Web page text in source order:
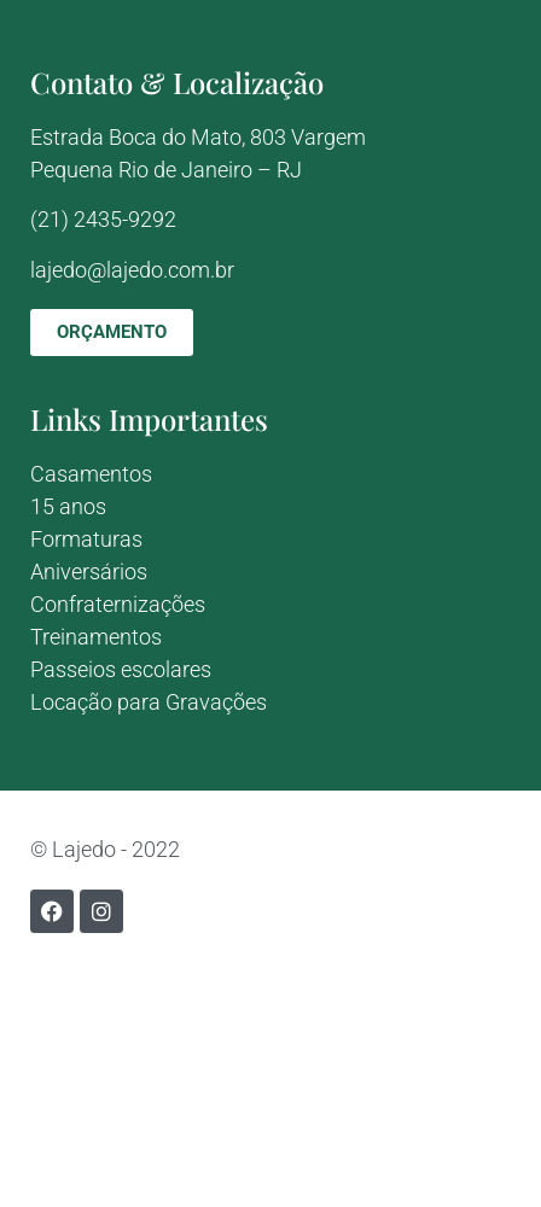
Contato & Localização
Estrada Boca do Mato, 803 Vargem
Pequena Rio de Janeiro – RJ
(21) 2435-9292
lajedo@lajedo.com.br
ORÇAMENTO
Links Importantes
Casamentos
15 anos
Formaturas
Aniversários
Confraternizações
Treinamentos
Passeios escolares
Locação para Gravações
© Lajedo - 2022